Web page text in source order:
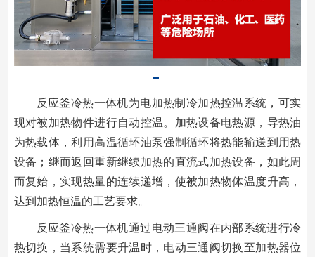
反应釜冷热一体机为电加热制冷加热控温系统，可实
现对被加热物件进行自动控温。加热设备电热源，导热油
为热载体，利用高温循环油泵强制循环将热能输送到用热
设备；继而返回重新继续加热的直流式加热设备，如此周
而复始，实现热量的连续递增，使被加热物体温度升高，
达到加热恒温的工艺要求。
反应釜冷热一体机通过电动三通阀在内部系统进行冷
热切换，当系统需要升温时，电动三通阀切换至加热器位